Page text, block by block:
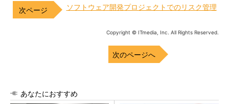
ソフトウェア開発プロジェクトでのリスク管理
Copyright © ITmedia, Inc. All Rights Reserved.
次のページへ
あなたにおすすめ